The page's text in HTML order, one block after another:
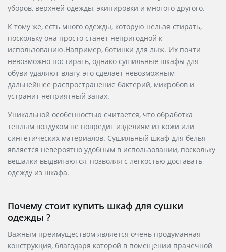
уборов, верхней одежды, экипировки и многого другого.
К тому же, есть много одежды, которую нельзя стирать,
поскольку она просто станет непригодной к
использованию.Например, ботинки для лыж. Их почти
невозможно постирать, однако сушильные шкафы для
обуви удаляют влагу, это сделает невозможным
дальнейшее распространение бактерий, микробов и
устранит неприятный запах.
Уникальной особенностью считается, что обработка
теплым воздухом не повредит изделиям из кожи или
синтетических материалов. Сушильный шкаф для белья
является невероятно удобным в использовании, поскольку
вешалки выдвигаются, позволяя с легкостью доставать
одежду из шкафа.
Почему стоит купить шкаф для сушки
одежды ?
Важным преимуществом является очень продуманная
конструкция, благодаря которой в помещении прачечной